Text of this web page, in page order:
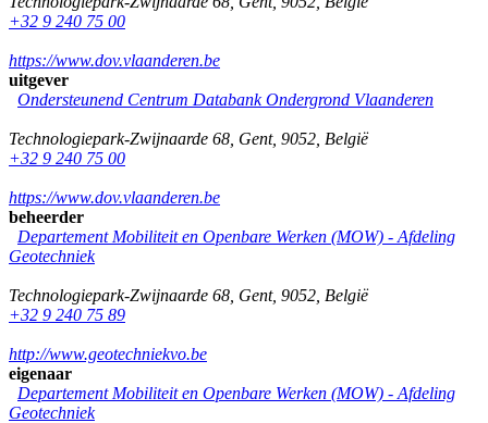
+32 9 240 75 00
https://www.dov.vlaanderen.be
uitgever
Ondersteunend Centrum Databank Ondergrond Vlaanderen
Technologiepark-Zwijnaarde 68 Gent, 9052 België
+32 9 240 75 00
https://www.dov.vlaanderen.be
beheerder
Departement Mobiliteit en Openbare Werken (MOW) - Afdeling
Geotechniek
Technologiepark-Zwijnaarde 68 Gent, 9052 België
+32 9 240 75 89
http://www.geotechniekvo.be
eigenaar
Departement Mobiliteit en Openbare Werken (MOW) - Afdeling
Geotechniek